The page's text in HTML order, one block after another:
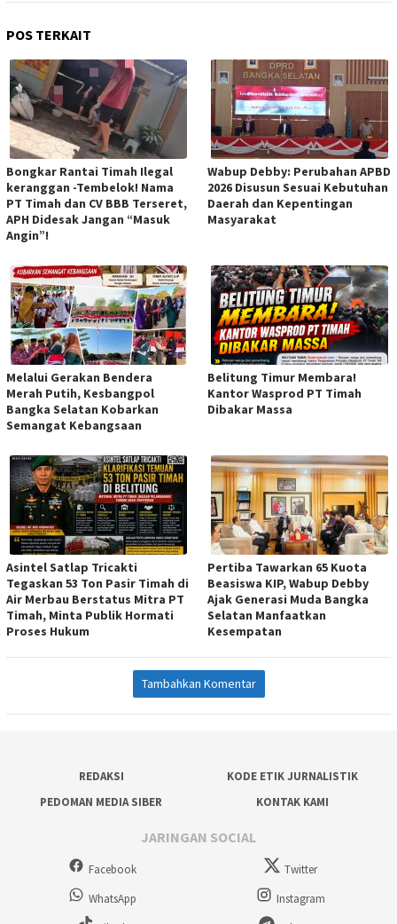
POS TERKAIT
Bongkar Rantai Timah Ilegal
keranggan -Tembelok! Nama
PT Timah dan CV BBB Terseret,
APH Didesak Jangan “Masuk
Angin”!
Wabup Debby: Perubahan APBD
2026 Disusun Sesuai Kebutuhan
Daerah dan Kepentingan
Masyarakat
Melalui Gerakan Bendera
Merah Putih, Kesbangpol
Bangka Selatan Kobarkan
Semangat Kebangsaan
Belitung Timur Membara!
Kantor Wasprod PT Timah
Dibakar Massa
Asintel Satlap Tricakti
Tegaskan 53 Ton Pasir Timah di
Air Merbau Berstatus Mitra PT
Timah, Minta Publik Hormati
Proses Hukum
Pertiba Tawarkan 65 Kuota
Beasiswa KIP, Wabup Debby
Ajak Generasi Muda Bangka
Selatan Manfaatkan
Kesempatan
Tambahkan Komentar
REDAKSI
KODE ETIK JURNALISTIK
PEDOMAN MEDIA SIBER
KONTAK KAMI
JARINGAN SOCIAL
Facebook
Twitter
WhatsApp
Instagram